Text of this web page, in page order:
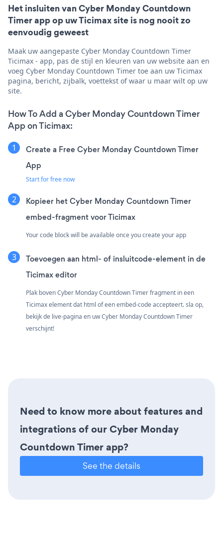
Het insluiten van Cyber Monday Countdown
Timer app op uw Ticimax site is nog nooit zo
eenvoudig geweest
Maak uw aangepaste Cyber Monday Countdown Timer
Ticimax - app, pas de stijl en kleuren van uw website aan en
voeg Cyber Monday Countdown Timer toe aan uw Ticimax
pagina, bericht, zijbalk, voettekst of waar u maar wilt op uw
site.
How To Add a Cyber Monday Countdown Timer
App on Ticimax:
Create a Free Cyber Monday Countdown Timer
App
Start for free now
Kopieer het Cyber Monday Countdown Timer
embed-fragment voor Ticimax
Your code block will be available once you create your app
Toevoegen aan html- of insluitcode-element in de
Ticimax editor
Plak boven Cyber Monday Countdown Timer fragment in een
Ticimax element dat html of een embed-code accepteert. sla op,
bekijk de live-pagina en uw Cyber Monday Countdown Timer
verschijnt!
Need to know more about features and
integrations of our Cyber Monday
Countdown Timer app?
See the details